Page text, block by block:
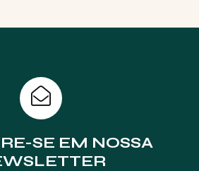
SE EM NOSSA